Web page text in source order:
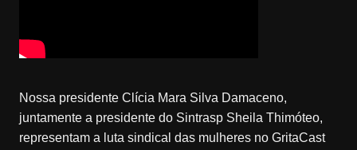
Nossa presidente Clícia Mara Silva Damaceno,
juntamente a presidente do Sintrasp Sheila Thimóteo,
representam a luta sindical das mulheres no GritaCast